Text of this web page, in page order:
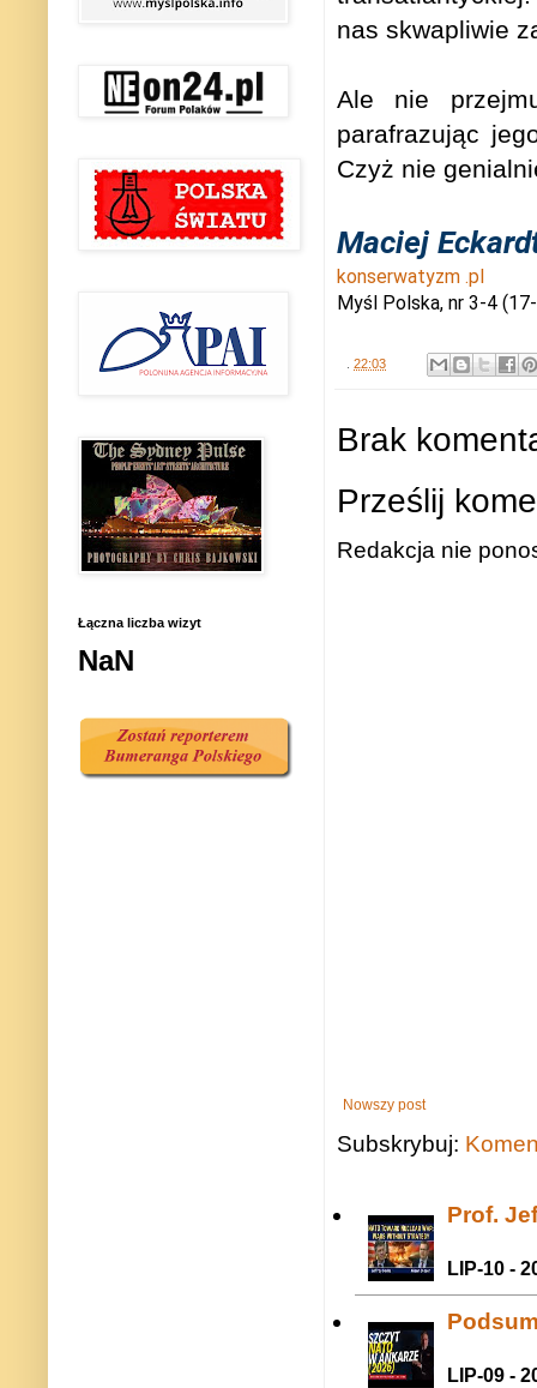
nas skwapliwie
Ale nie
parafrazując
Czyż nie
Maciej
konserwatyzm .pl
Myśl Polska, nr 3-4
22:03
Brak
Prześlij
Redakcja nie
Nowszy post
Subskrybuj:
Prof.
LIP-10 -
LIP-09 -
Łączna liczba wizyt
NaN